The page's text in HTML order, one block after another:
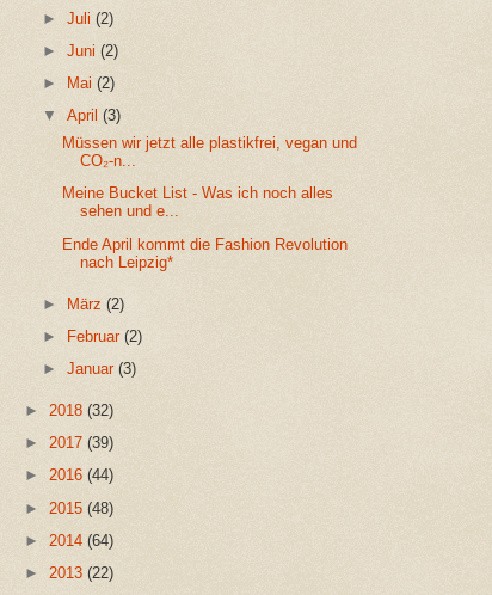
►Juli(2)
►Juni(2)
►
Mai(2)
▼April(3)
Müssen wir jetzt alle plastikfrei, vegan und
CO₂-n...
Meine Bucket List - Was ich noch alles
sehen und e...
Ende April kommt die Fashion Revolution
nach Leipzig*
► März(2)
►
Februar(2)
►Januar(3)
► 2018 (32)
► 2017 (39)
► 2016 (44)
► 2015 (48)
► 2014 (64)
► 2013 (22)